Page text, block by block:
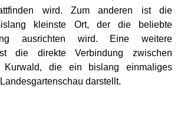
wird. Zum anderen ist die
kleinste Ort, der die beliebte
ausrichten wird. Eine weitere
die direkte Verbindung zwischen
Kurwald, die ein bislang einmaliges
darstellt.